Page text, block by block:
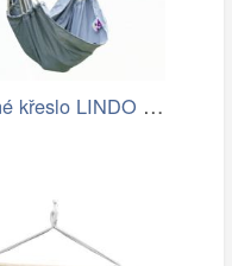
Závěsné křeslo LINDO NEW Tempo Kondela